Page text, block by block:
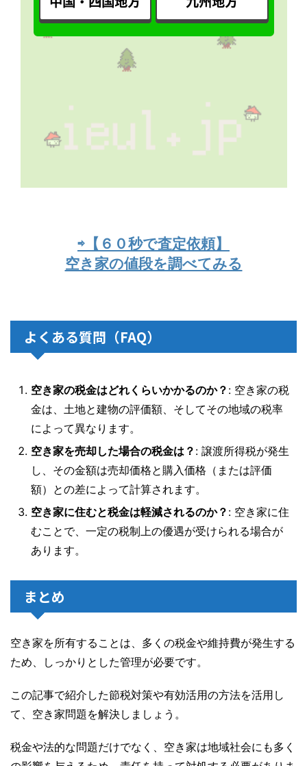
⇨【６０秒で査定依頼】
空き家の値段を調べてみる
よくある質問（FAQ）
空き家の税金はどれくらいかかるのか？ : 空き家の税
金は、土地と建物の評価額、そしてその地域の税率
によって異なります。
空き家を売却した場合の税金は？ : 譲渡所得税が発生
し、その金額は売却価格と購入価格（または評価
額）との差によって計算されます。
空き家に住むと税金は軽減されるのか？ : 空き家に住
むことで、一定の税制上の優遇が受けられる場合が
あります。
まとめ
空き家を所有することは、多くの税金や維持費が発生する
ため、しっかりとした管理が必要です。
この記事で紹介した節税対策や有効活用の方法を活用し
て、空き家問題を解決しましょう。
税金や法的な問題だけでなく、空き家は地域社会にも多く